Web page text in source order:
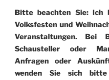
Bitte beachten Sie:
Volksfesten und
Veranstaltungen. Bei
Schausteller oder
Anfragen oder
wenden Sie sich